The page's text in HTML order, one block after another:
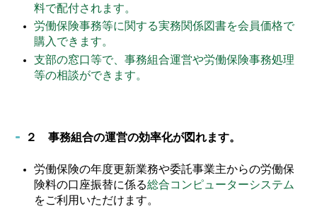
料で配付されます。
労働保険事務等に関する実務関係図書を会員価格で
購入できます。
支部の窓口等で、事務組合運営や労働保険事務処理
等の相談ができます。
２ 事務組合の運営の効率化が図れます。
労働保険の年度更新業務や委託事業主からの労働保
険料の口座振替に係る総合コンピューターシステム
をご利用いただけます。